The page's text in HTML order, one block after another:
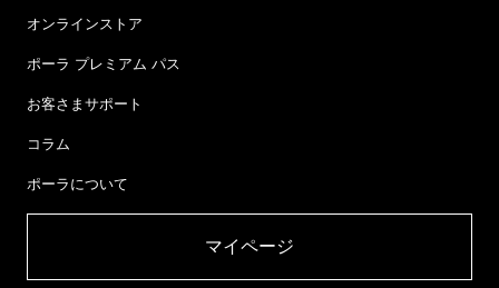
オンラインストア
ポーラ プレミアム パス
お客さまサポート
コラム
ポーラについて
マイページ​